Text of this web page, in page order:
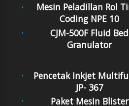
Mesin Peladillan Rol
Coding NPE 10
CJM-500F Fluid Bed
Granulator
Pencetak Inkjet
JP- 367
Paket Mesin Blister